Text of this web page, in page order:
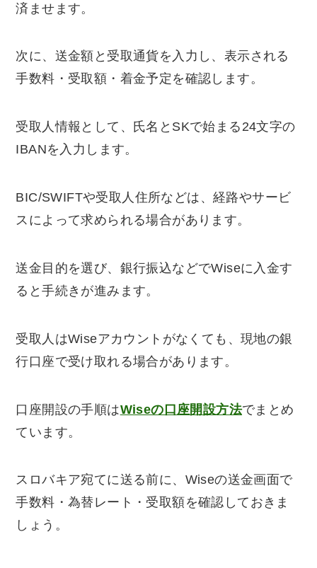
済ませます。
次に、送金額と受取通貨を入力し、表示される
手数料・受取額・着金予定を確認します。
受取人情報として、氏名とSKで始まる24文字の
IBANを入力します。
BIC/SWIFTや受取人住所などは、経路やサービ
スによって求められる場合があります。
送金目的を選び、銀行振込などでWiseに入金す
ると手続きが進みます。
受取人はWiseアカウントがなくても、現地の銀
行口座で受け取れる場合があります。
口座開設の手順はWiseの口座開設方法でまとめ
ています。
スロバキア宛てに送る前に、Wiseの送金画面で
手数料・為替レート・受取額を確認しておきま
しょう。